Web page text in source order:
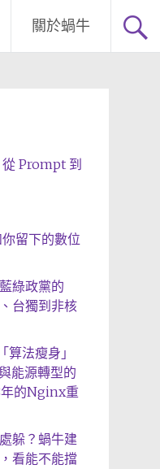
關於蝸牛
Prompt 到
留下的數位
綠政黨的
台獨到非核
法瘦身」
能源轉型的
的Nginx重
躲？蝸牛建
看能不能擋